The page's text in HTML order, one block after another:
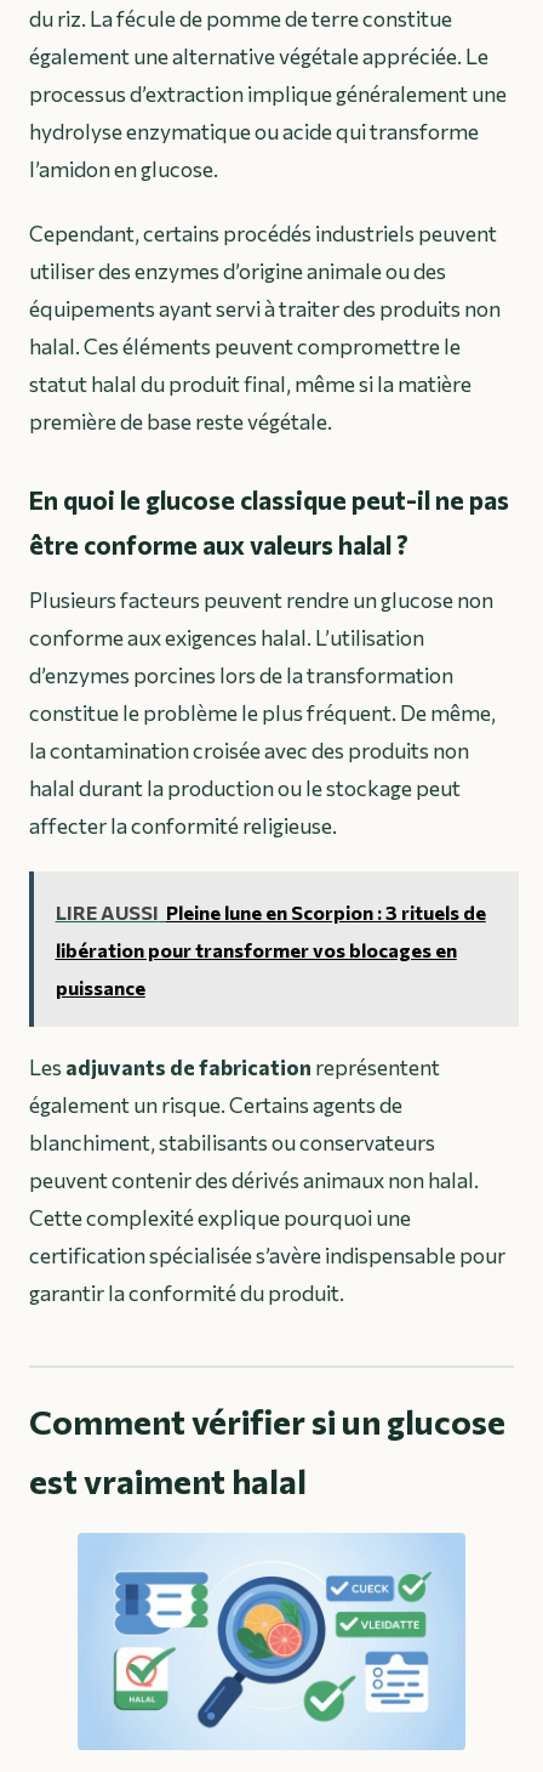
du riz. La fécule de pomme de terre constitue
également une alternative végétale appréciée. Le
processus d’extraction implique généralement une
hydrolyse enzymatique ou acide qui transforme
l’amidon en glucose.
Cependant, certains procédés industriels peuvent
utiliser desenzymes d’origine animaleou des
équipements ayant servi à traiter des produits non
halal. Ces éléments peuvent compromettre le
statut halal du produit final, même si la matière
première de base reste végétale.
En quoi le glucose classique peut-il ne pas
être conforme aux valeurs halal ?
Plusieurs facteurs peuvent rendre un glucose non
conforme aux exigences halal. L’utilisation
d’enzymes porcines lors de la transformation
constitue le problème le plus fréquent. De même,
la contamination croisée avec des produits non
halal durant la production ou le stockage peut
affecter la conformité religieuse.
LIRE AUSSI Pleine lune en Scorpion : 3 rituels de
libération pour transformer vos blocages en
puissance
Lesadjuvants de fabrication représentent
également un risque. Certains agents de
blanchiment, stabilisants ou conservateurs
peuvent contenir des dérivés animaux non halal.
Cette complexité explique pourquoi une
certification spécialisée s’avère indispensable pour
garantir la conformité du produit.
Comment vérifier si un glucose
est vraiment halal